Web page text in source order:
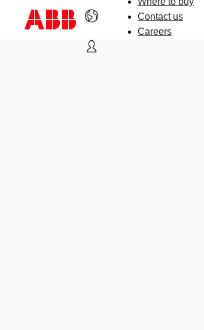
Contact us
Careers